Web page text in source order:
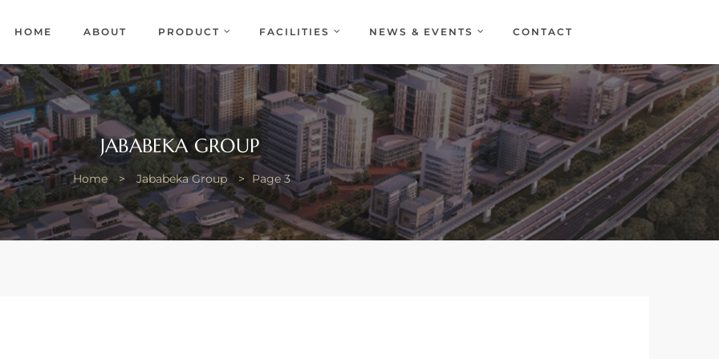
HOME ABOUT PRODUCT FACILITIES NEWS & EVENTS CONTACT
JABABEKA GROUP
Home > Jababeka Group > Page 3